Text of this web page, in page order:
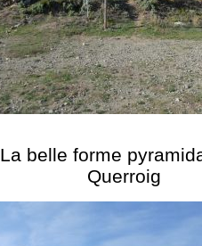
La belle forme
Querroig